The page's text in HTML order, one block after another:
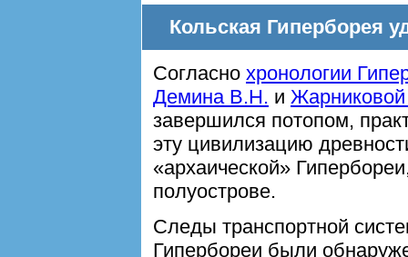
Кольская Гиперборея
Согласно хронологии
Демина В.Н. и
завершился потопом,
эту цивилизацию
«архаической»
полуострове.
Следы транспортной
Гипербореи были